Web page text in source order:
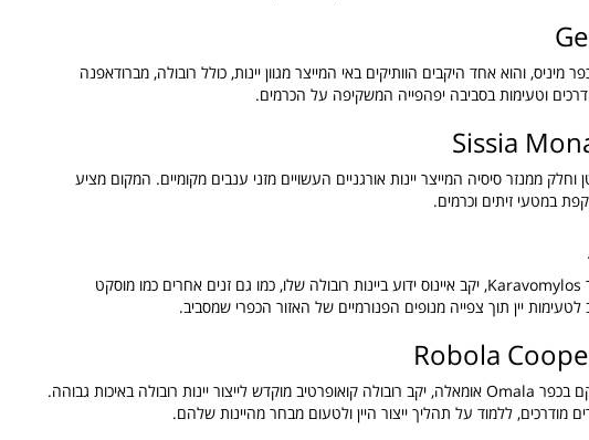
מיניס, והוא אחד היקבים הוותיקים באי המייצר מגוון יינות, כולל רובולה, מברודאפנה
וטעימות בסביבה יפהפייה המשקיפה על הכרמים.
Sissia
וחלק ממנזר סיסיה המייצר יינות אורגניים העשויים מזני ענבים מקומיים. המקום מציע
במטעי זיתים וכרמים.
יקב איינוס ממוקם ליד הכפר Karavomylos, יקב איינוס ​​ידוע ביינות רובולה שלו, כמו גם זנים אחרים כמו מוסקט
לטעימות יין תוך צפייה מנופים הפנורמיים של האזור הכפרי שמסביב.
Robola
יקב רובולה קואופרטיב ממוקם בכפר Omala אומאלה, יקב רובולה קואופרטיב מוקדש לייצור יינות רובולה באיכות גבוהה.
מודרכים, ללמוד על תהליך ייצור היין ולטעום מבחר מהיינות שלהם.